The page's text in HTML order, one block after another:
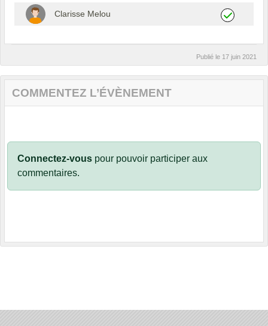
Clarisse Melou
Publié le 17 juin 2021
COMMENTEZ L’ÉVÈNEMENT
Connectez-vous pour pouvoir participer aux
commentaires.